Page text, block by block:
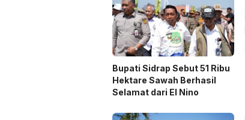
Bupati Sidrap Sebut 51 Ribu
Hektare Sawah Berhasil
Selamat dari El Nino